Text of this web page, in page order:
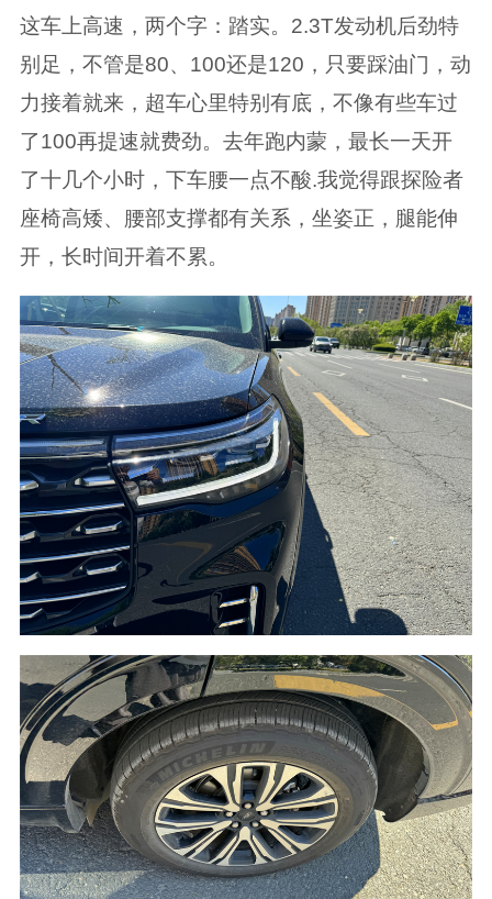
这车上高速，两个字：踏实。2.3T发动机后劲特
别足，不管是80、100还是120，只要踩油门，动
力接着就来，超车心里特别有底，不像有些车过
了100再提速就费劲。去年跑内蒙，最长一天开
了十几个小时，下车腰一点不酸.我觉得跟探险者
座椅高矮、腰部支撑都有关系，坐姿正，腿能伸
开，长时间开着不累。